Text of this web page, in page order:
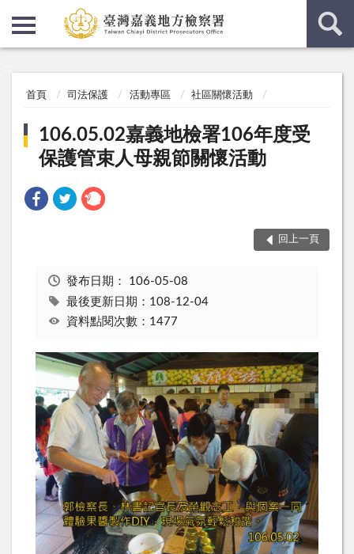
首頁 司法保護 活動專區 社區關懷活動
106.05.02嘉義地檢署106年度受
保護管束人母親節關懷活動
回上一頁
發布日期： 106-05-08
最後更新日期：108-12-04
資料點閱次數：1477